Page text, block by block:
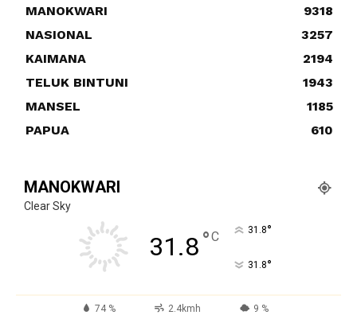
MANOKWARI
9318
NASIONAL
3257
KAIMANA
2194
TELUK BINTUNI
1943
MANSEL
1185
PAPUA
610
MANOKWARI
Clear Sky
31.8°C 31.8°
31.8°
74 % 2.4kmh 9 %